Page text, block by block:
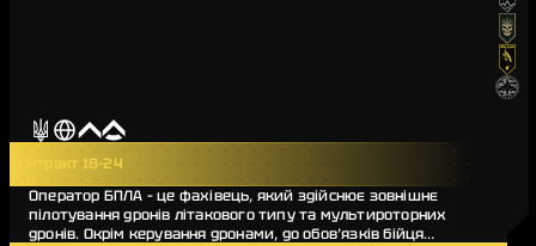
Контракт 18-24
Оператор БПЛА – це фахівець, який здійснює зовнішнє
пілотування дронів літакового типу та мультироторних
дронів. Окрім керування дронами, до обов’язків бійця